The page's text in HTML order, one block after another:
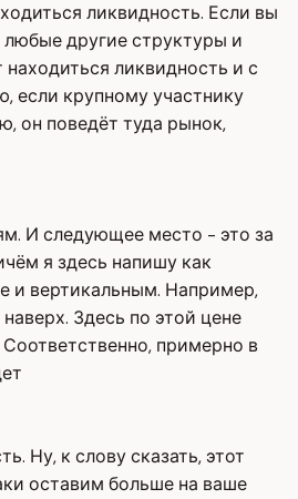
ликвидность. Если вы
другие структуры и
ликвидность и с
если крупному участнику
он поведёт туда рынок,
И следующее место - это за
я здесь напишу как
и вертикальным. Например,
Здесь по этой цене
примерно в
Ну, к слову сказать, этот
оставим больше на ваше